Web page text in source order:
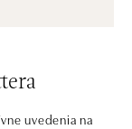
uvedenia na